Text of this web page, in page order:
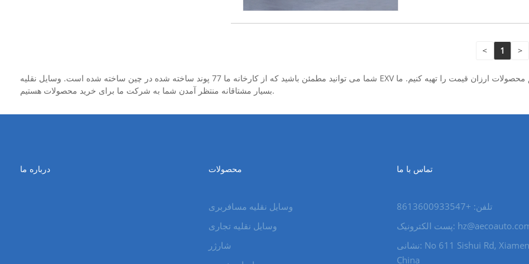
< 1 >
شما می توانید مطمئن باشید که از کارخانه ما 77 پوند ساخته شده در چین ساخته شده است. وسایل نقلیه EXV یک تولید کننده و تأمین کننده 77 {چین حرفه ای است ، ما می توانیم محصولات ارزان قیمت را تهیه کنیم. ما
بسیار مشتاقانه منتظر آمدن شما به شرکت ما برای خرید محصولات هستیم.
درباره ما محصولات
وسایل نقلیه مسافربری
وسایل نقلیه تجاری
شارژر
تماس با ما
تلفن: +8613600933547
پست الکترونیک:
نشانی: No 611 Sishui Rd, Xiamen City,
China